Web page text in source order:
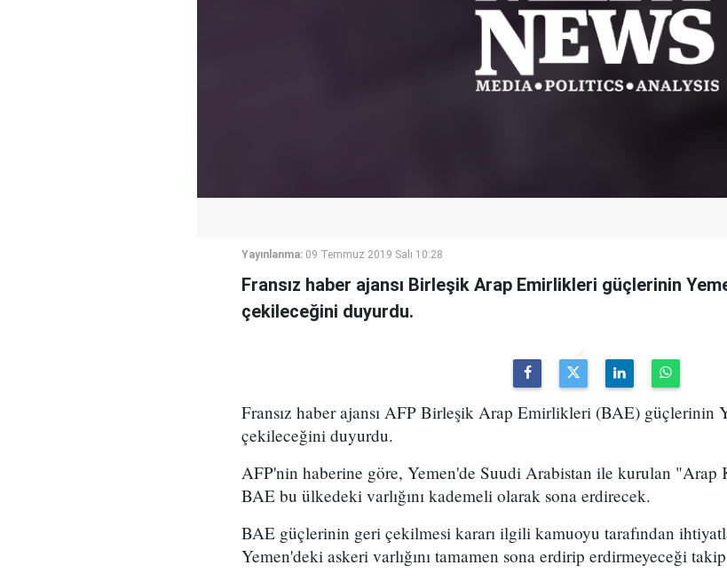
Yayınlanma: 09 Temmuz 2019 Salı 10:28
Fransız haber ajansı Birleşik Arap Emirlikleri güçlerinin
çekileceğini duyurdu.
Fransız haber ajansı AFP Birleşik Arap Emirlikleri (BAE) güçlerinin
çekileceğini duyurdu.
AFP'nin haberine göre, Yemen'de Suudi Arabistan ile kurulan "Arap
BAE bu ülkedeki varlığını kademeli olarak sona erdirecek.
BAE güçlerinin geri çekilmesi kararı ilgili kamuoyu tarafından
Yemen'deki askeri varlığını tamamen sona erdirip erdirmeyeceği